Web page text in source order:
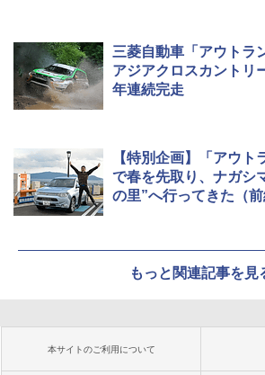
三菱自動車「アウトラ
アジアクロスカントリ
年連続完走
【特別企画】「アウト
で春を先取り、ナガシ
の里”へ行ってきた（前
もっと関連記事を見
本サイトのご利用について